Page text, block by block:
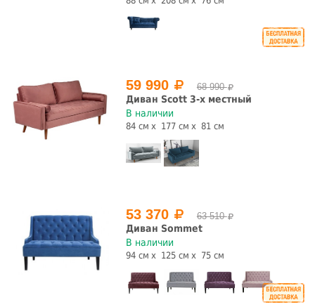
59 990 68 990
Диван Scott 3-х местный
В наличии
84 см 177 см 81 см
53 370 63 510
Диван Sommet
В наличии
94 см 125 см 75 см